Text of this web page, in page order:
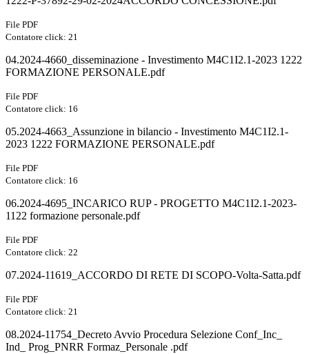
File PDF
Contatore click: 21
04.2024-4660_disseminazione - Investimento M4C1I2.1-2023 1222
FORMAZIONE PERSONALE.pdf
File PDF
Contatore click: 16
05.2024-4663_Assunzione in bilancio - Investimento M4C1I2.1-
2023 1222 FORMAZIONE PERSONALE.pdf
File PDF
Contatore click: 16
06.2024-4695_INCARICO RUP - PROGETTO M4C1I2.1-2023-
1122 formazione personale.pdf
File PDF
Contatore click: 22
07.2024-11619_ACCORDO DI RETE DI SCOPO-Volta-Satta.pdf
File PDF
Contatore click: 21
08.2024-11754_Decreto Avvio Procedura Selezione Conf_Inc_
Ind_ Prog_PNRR Formaz_Personale .pdf